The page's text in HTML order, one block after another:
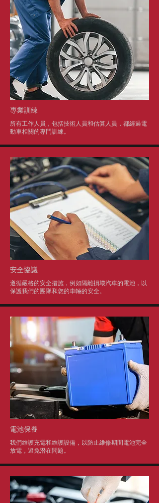
專業訓練
所有工作人員，包括技術人員和估算人員，都經過電
動車相關的專門訓練。
安全協議
遵循嚴格的安全措施，例如隔離損壞汽車的電池，以
保護我們的團隊和您的車輛的安全。
電池保養
我們維護充電和維護設備，以防止維修期間電池完全
放電，避免潛在問題。